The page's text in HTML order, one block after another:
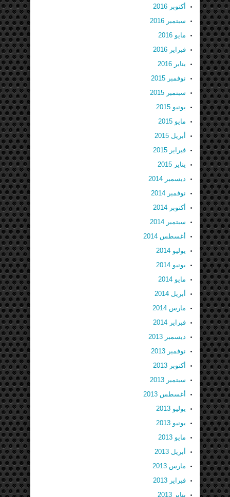
أكتوبر 2016
سبتمبر 2016
مايو 2016
فبراير 2016
يناير 2016
نوفمبر 2015
سبتمبر 2015
يونيو 2015
مايو 2015
أبريل 2015
فبراير 2015
يناير 2015
ديسمبر 2014
نوفمبر 2014
أكتوبر 2014
سبتمبر 2014
أغسطس 2014
يوليو 2014
يونيو 2014
مايو 2014
أبريل 2014
مارس 2014
فبراير 2014
ديسمبر 2013
نوفمبر 2013
أكتوبر 2013
سبتمبر 2013
أغسطس 2013
يوليو 2013
يونيو 2013
مايو 2013
أبريل 2013
مارس 2013
فبراير 2013
يناير 2013